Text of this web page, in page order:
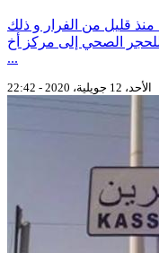
منذ قليل من الفرار و ذلك
للحجر الصحي إلى مركز أخ
...
الأحد، 12 جويلية، 2020 - 22:42